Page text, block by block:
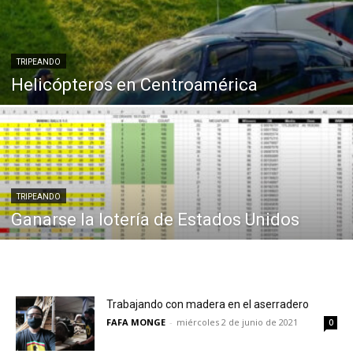
TRIPEANDO
Helicópteros en Centroamérica
TRIPEANDO
Ganarse la lotería de Estados Unidos
Trabajando con madera en el aserradero
FAFA MONGE - miércoles 2 de junio de 2021 0